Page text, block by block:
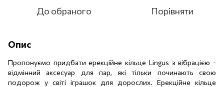
До обраного Порівняти
Опис
Пропонуємо придбати ерекційне кільце Lingus з вібрацією -
відмінний аксесуар для пар, які тільки починають свою
подорож у світі іграшок для дорослих. Ерекційне кільце